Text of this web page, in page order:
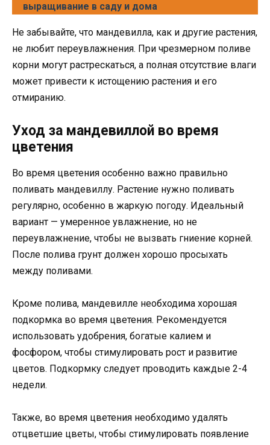
выращивание в саду и дома
Не забывайте, что мандевилла, как и другие растения,
не любит переувлажнения. При чрезмерном поливе
корни могут растрескаться, а полная отсутствие влаги
может привести к истощению растения и его
отмиранию.
Уход за мандевиллой во время
цветения
Во время цветения особенно важно правильно
поливать мандевиллу. Растение нужно поливать
регулярно, особенно в жаркую погоду. Идеальный
вариант — умеренное увлажнение, но не
переувлажнение, чтобы не вызвать гниение корней.
После полива грунт должен хорошо просыхать
между поливами.
Кроме полива, мандевилле необходима хорошая
подкормка во время цветения. Рекомендуется
использовать удобрения, богатые калием и
фосфором, чтобы стимулировать рост и развитие
цветов. Подкормку следует проводить каждые 2-4
недели.
Также, во время цветения необходимо удалять
отцветшие цветы, чтобы стимулировать появление